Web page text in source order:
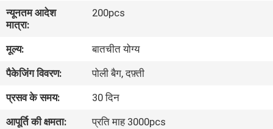
कारखाना
भ्रमण
गुणवत्ता
नियंत्रण
न्यूनतम आदेश
मात्रा:
200pcs
मूल्य:
बातचीत योग्य
पैकेजिंग विवरण:
पोली बैग, दफ़्ती
प्रसव के समय:
30 दिन
आपूर्ति की क्षमता:
प्रति माह 3000pcs